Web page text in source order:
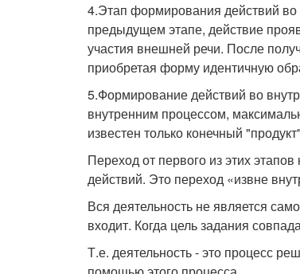
4.Этап формирования действий во
предыдущем этапе, действие
участия внешней речи. После
приобретая форму идентичную
5.Формирование действий во
внутренним процессом,
известен только конечный
Переход от первого из этих
действий. Это переход «извне
Вся деятельность не является
входит. Когда цель задания
Т.е. деятельность - это процесс